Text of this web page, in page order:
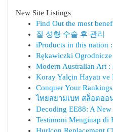
New Site Listings
Find Out the most
질 성형 수술 후 관리
iProducts in this nation
Rękawiczki
Modern Australian Art
Koray Yalçin Hayatı ve
Conquer Your
ไทยสยามเบท สล็อตออ
Decoding EE88: A New
Testimoni Menginap di